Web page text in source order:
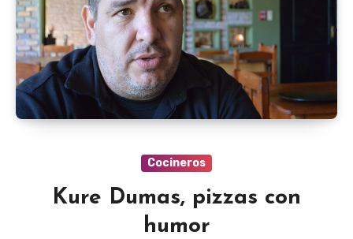
Cocineros
Kure Dumas, pizzas con
humor